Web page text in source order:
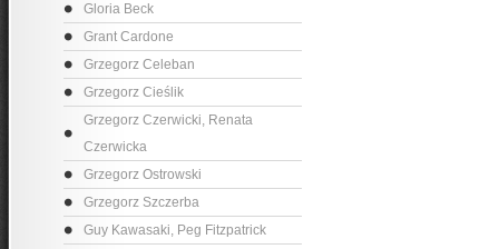
Gloria Beck
Grant Cardone
Grzegorz Celeban
Grzegorz Cieślik
Grzegorz Czerwicki, Renata
Czerwicka
Grzegorz Ostrowski
Grzegorz Szczerba
Guy Kawasaki, Peg Fitzpatrick